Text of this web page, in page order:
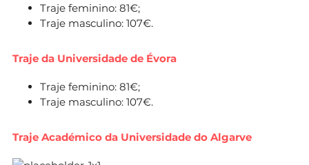
Traje feminino: 81€;
Traje masculino: 107€.
Traje da Universidade de Évora
Traje feminino: 81€;
Traje masculino: 107€.
Traje Académico da Universidade do Algarve